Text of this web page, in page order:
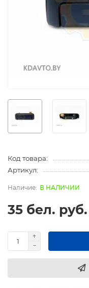
Код товара:
Артикул:
В НАЛИЧИИ
35 бел. руб.